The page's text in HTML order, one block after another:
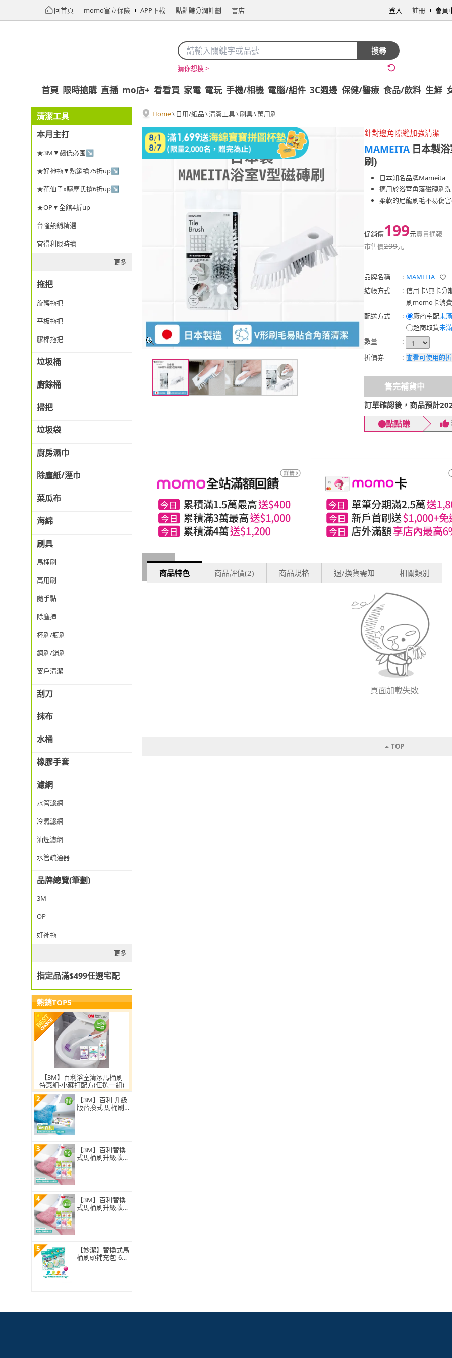
回首頁 momo富立保險 APP下載 點點賺分潤計劃 書店 登入 註冊 會員
搜尋
猜你想搜 >
首頁 限時搶購 直播 mo店+ 看看買 家電 電玩 手機/相機 電腦/組件 3C週邊 保健/醫療 食品/飲料 生鮮
清潔工具
本月主打
★3M▼飆低必囤↘
★好神拖▼熱銷搶75折up↘
★花仙子x驅塵氏搶6折up↘
★OP▼全館4折up
台隆熱銷精選
宜得利限時搶
更多
拖把
旋轉拖把
平板拖把
膠棉拖把
垃圾桶
廚餘桶
掃把
垃圾袋
廚房濕巾
除塵紙/溼巾
菜瓜布
海綿
刷具
馬桶刷
萬用刷
隨手黏
除塵撢
杯刷/瓶刷
鋼刷/鍋刷
窗戶清潔
刮刀
抹布
水桶
橡膠手套
濾網
水管濾網
冷氣濾網
油煙濾網
水管疏通器
品牌總覽(筆劃)
3M
OP
好神拖
更多
指定品滿$499任選宅配
熱銷TOP5
【3M】百利浴室清潔馬桶刷
特惠組-小蘇打配方(任選一組)
2
【3M】百利 升級
版替換式 馬桶刷
3
【3M】百利替換
式馬桶刷升級款
4
【3M】百利替換
式馬桶刷升級款
5
【妙潔】替換式馬
桶刷頭補充包-63
Home\ 日用/紙品\清潔工具\刷具\萬用刷
針對邊角隙縫加強清潔
MAMEITA 日本製
刷)
日本知名品牌Mameita
適用於浴室角落磁磚刷洗
柔軟的尼龍刷毛不易傷
促銷價199元賣貴通報
市售價299元
品牌名稱 : MAMEITA
結帳方式
: 信用卡\無卡分
刷momo卡消
配送方式
: 廠商宅配未
超商取貨未
數量
:
折價券
: 查看可使用的
售完補貨中
訂單確認後，商品預計
點點賺
商品特色 商品評價(2) 商品規格 退/換貨需知 相關類別
頁面加載失敗
TOP